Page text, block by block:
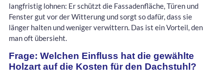
langfristig lohnen: Er schützt die Fassadenfläche, Türen und
Fenster gut vor der Witterung und sorgt so dafür, dass sie
länger halten und weniger verwittern. Das ist ein Vorteil, den
man oft übersieht.
Frage: Welchen Einfluss hat die gewählte
Holzart auf die Kosten für den Dachstuhl?